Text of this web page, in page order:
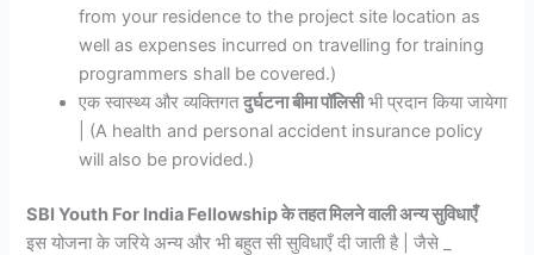
from your residence to the project site location as
well as expenses incurred on travelling for training
programmers shall be covered.)
एक स्वास्थ्य और व्यक्तिगतदुर्घटना बीमा पॉलिसीभी प्रदान किया जायेगा
| (A health and personal accident insurance policy
will also be provided.)
SBI Youth For India Fellowship के तहत मिलने वाली अन्य सुविधाएँ
इस योजना के जरिये अन्य और भी बहुत सी सुविधाएँ दी जाती है | जैसे _